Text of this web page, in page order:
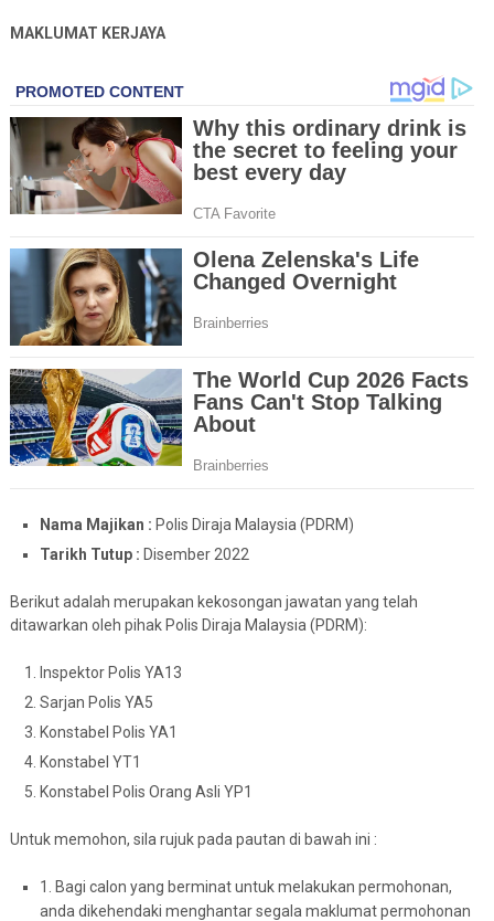
MAKLUMAT KERJAYA
Nama Majikan : Polis Diraja Malaysia (PDRM)
Tarikh Tutup : Disember 2022
Berikut adalah merupakan kekosongan jawatan yang telah
ditawarkan oleh pihak Polis Diraja Malaysia (PDRM):
Inspektor Polis YA13
Sarjan Polis YA5
Konstabel Polis YA1
Konstabel YT1
Konstabel Polis Orang Asli YP1
Untuk memohon, sila rujuk pada pautan di bawah ini :
1. Bagi calon yang berminat untuk melakukan permohonan,
anda dikehendaki menghantar segala maklumat permohonan